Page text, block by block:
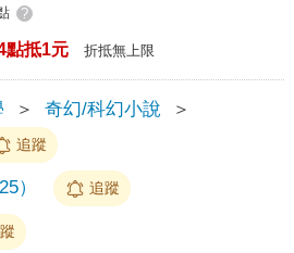
?
點抵1元 折抵無上限
＞ 奇幻/科幻小說
＞
追蹤
） 追蹤